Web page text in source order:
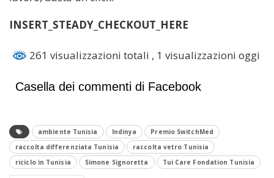
INSERT_STEADY_CHECKOUT_HERE
261 visualizzazioni totali , 1 visualizzazioni oggi
Casella dei commenti di Facebook
ambiente Tunisia Indinya
Premio SwitchMed
raccolta differenziata Tunisia
raccolta vetro Tunisia
riciclo in Tunisia
Simone Signoretta Tui Care Fondation Tunisia